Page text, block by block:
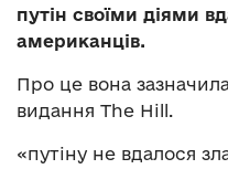
путін своїми діями
американців.
Про це вона
видання The Hill.
«путіну не вдалося